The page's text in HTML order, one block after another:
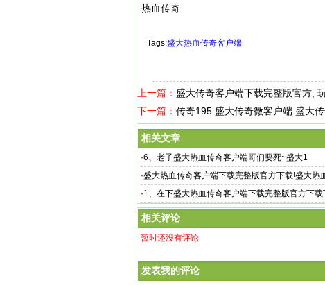
热血传奇
Tags:盛大热血传奇客户端
上一篇： 盛大传奇客户端下载完整版官方,
下一篇： 传奇195 盛大传奇微客户端 盛大
相关文章
·6、老子盛大热血传奇客户端哥们要死~盛大1
·盛大热血传奇客户端下载完整版官方下载!盛大热
户端下载完整版官
·1、在下盛大热血传奇客户端下载完整版官方下载
相关评论
暂时还没有评论
发表我的评论